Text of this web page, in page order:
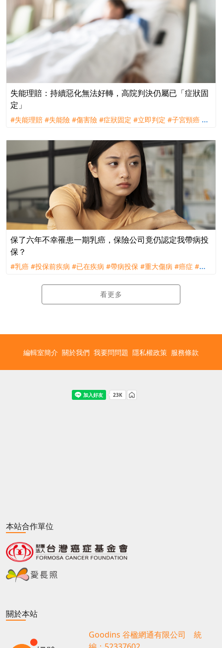
失能理賠：持續惡化無法好轉，高院判決仍屬已「症狀固
定」
#失能理賠 #失能險 #傷害險 #症狀固定 #立即判定 #子宮頸癌 #
保了六年不幸罹患一期乳癌，保險公司竟仍認定我帶病投
保？
#乳癌 #投保前疾病 #已在疾病 #帶病投保 #重大傷病 #癌症 #理
看更多
編輯室簡介 關於我們 我要問問題 隱私權政策 服務條款
本站合作單位
關於本站
Goodins 谷楹網通有限公司 統